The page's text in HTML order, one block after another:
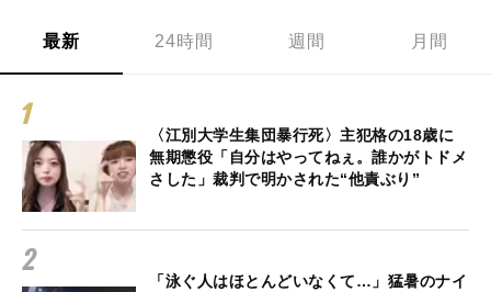
最新 24時間 週間 月間
〈江別大学生集団暴行死〉主犯格の18歳に
無期懲役「自分はやってねぇ。誰かがトドメ
さした」裁判で明かされた“他責ぶり”
「泳ぐ人はほとんどいなくて…」猛暑のナイ